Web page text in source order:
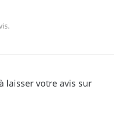
laisser votre avis sur